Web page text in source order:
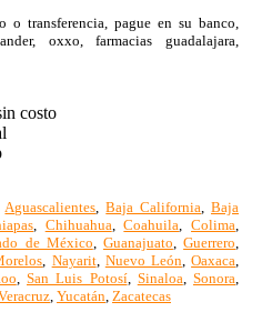
o transferencia, pague en su banco,
oxxo, farmacias guadalajara,
costo
Aguascalientes,Baja California,Baja
, Chihuahua,Coahuila,Colima,
de México, Guanajuato,Guerrero,
, Nayarit, Nuevo León,Oaxaca,
, San Luis Potosí, Sinaloa, Sonora,
, Yucatán, Zacatecas